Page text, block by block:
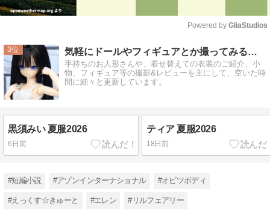
Mute
Powered by GliaStudios
3 気軽にドールやフィギュアとか撮ってみるブログ
手持ちのお人形さんや、着せ替えての衣装のご紹介、小
物、フィギュア等の撮影&レビューを主にして、空いた時
間に細々と更新しています。
黒須みい 夏服2026
6日前
ティア 夏服2026
18日前
#短編小説 #アゾンインターナショナル #オビツボディ
#えっくす☆きゅーと #エレン #リルフェアリー